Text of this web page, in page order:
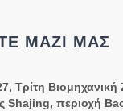
ΜΑΖΊ ΜΑΣ
Τρίτη Βιομηχανική
Shajing, περιοχή